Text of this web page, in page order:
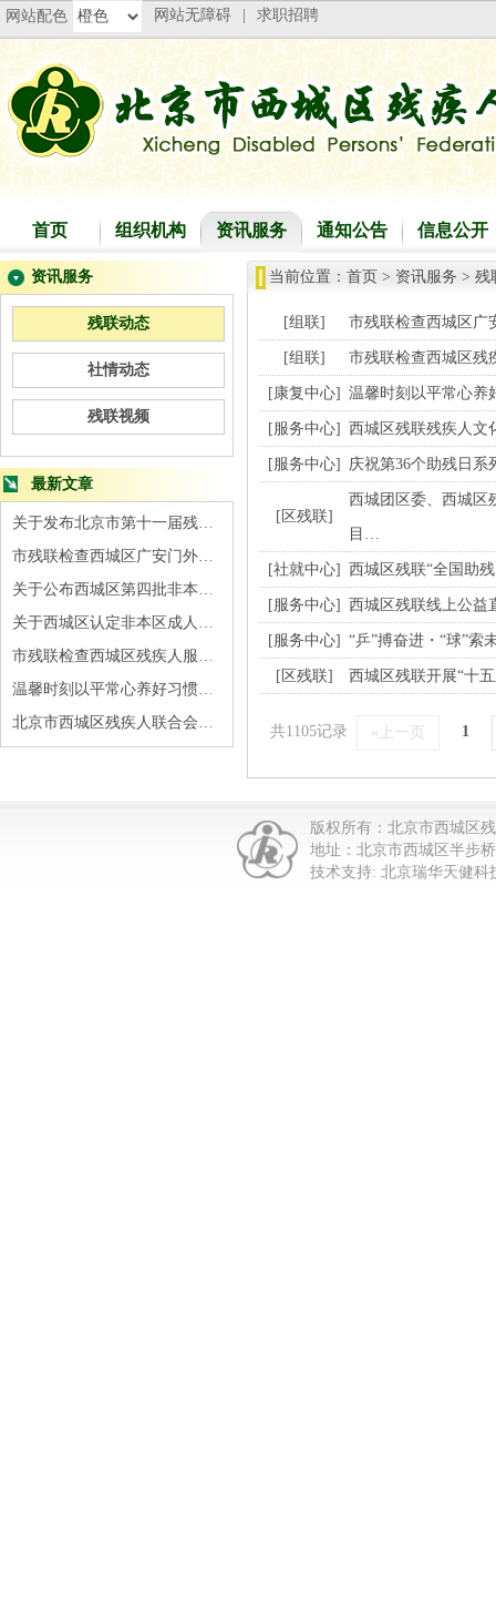
网站配色 网站无障碍 求职招聘
首页 组织机构 资讯服务 通知公告 信息公开
资讯服务
残联动态
社情动态
残联视频
最新文章
关于发布北京市第十一届残…
市残联检查西城区广安门外…
关于公布西城区第四批非本…
关于西城区认定非本区成人…
市残联检查西城区残疾人服…
温馨时刻以平常心养好习惯…
北京市西城区残疾人联合会…
当前位置： 首页 > 资讯服务 > 残
[组联] 市残联检查西城区广
[组联] 市残联检查西城区残
[康复中心] 温馨时刻以平常心
[服务中心] 西城区残联残疾人文
[服务中心] 庆祝第36个助残日系
[区残联]
西城团区委、西城区
目…
[社就中心] 西城区残联“全国助
[服务中心] 西城区残联线上公益
[服务中心] “乒”搏奋进・“球”
[区残联] 西城区残联开展“十
共1105记录 «上一页 1
版权所有：北京市西城
地址：北京市西城区半步
技术支持: 北京瑞华天健科